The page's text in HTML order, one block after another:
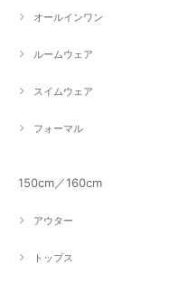
オールインワン
ルームウェア
スイムウェア
フォーマル
150cm／160cm
アウター
トップス